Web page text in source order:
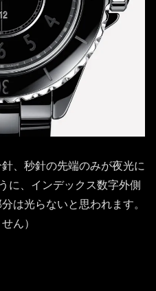
、秒針の先端のみが夜光に
に、インデックス数字外側
は光らないと思われます。
ん）